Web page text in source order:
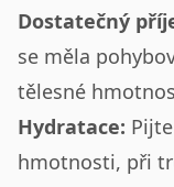
Dostatečný
se měla
tělesné
Hydratace:
hmotnosti, při